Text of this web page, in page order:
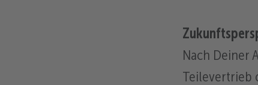
Nach Deiner
Teilevertrieb